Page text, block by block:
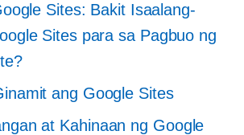
Sites: Bakit Isaalang-
Sites para sa Pagbuo ng
ang Google Sites
at Kahinaan ng Google